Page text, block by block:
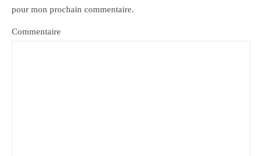
pour mon prochain commentaire.
Commentaire